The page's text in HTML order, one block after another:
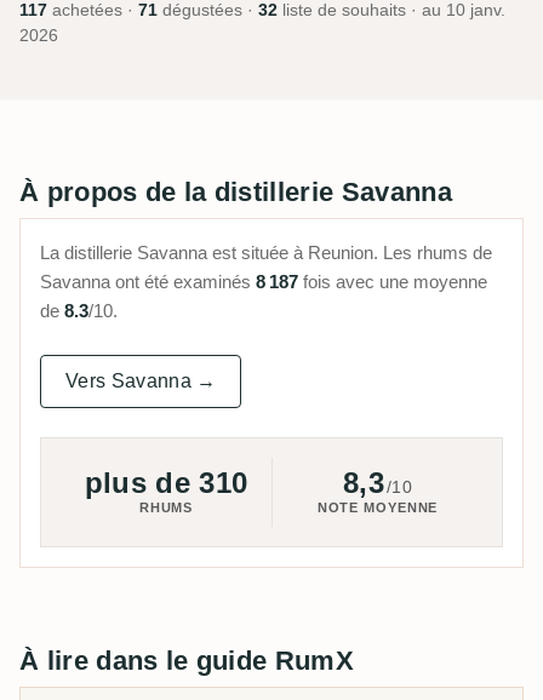
117 achetées · 71 dégustées · 32 liste de souhaits · au 10 janv.
2026
À propos de la distillerie Savanna
La distillerie Savanna est située à Reunion. Les rhums de
Savanna ont été examinés 8 187 fois avec une moyenne
de 8.3/10.
Vers Savanna →
plus de 310
RHUMS
8,3/10
NOTE MOYENNE
À lire dans le guide RumX